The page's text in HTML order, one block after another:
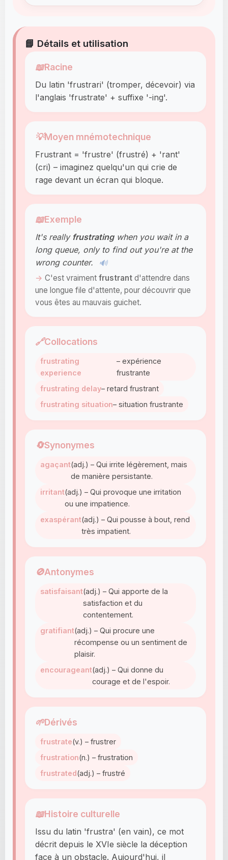
📘 Détails et utilisation
📖Racine
Du latin 'frustrari' (tromper, décevoir) via
l'anglais 'frustrate' + suffixe '-ing'.
💡Moyen mnémotechnique
Frustrant = 'frustre' (frustré) + 'rant'
(cri) – imaginez quelqu'un qui crie de
rage devant un écran qui bloque.
📖Exemple
It's really frustratingwhen you wait in a
long queue, only to find out you're at the
wrong counter.
🔊
C'est vraiment frustrant d'attendre dans
une longue file d'attente, pour découvrir que
vous êtes au mauvais guichet.
🔗Collocations
frustrating
experience
– expérience
frustrante
frustrating delay– retard frustrant
frustrating situation– situation frustrante
🔄Synonymes
agaçant(adj.) – Qui irrite légèrement, mais
de manière persistante.
irritant(adj.) – Qui provoque une irritation
ou une impatience.
exaspérant(adj.) – Qui pousse à bout, rend
très impatient.
🚫Antonymes
satisfaisant(adj.) – Qui apporte de la
satisfaction et du
contentement.
gratifiant(adj.) – Qui procure une
récompense ou un sentiment de
plaisir.
encourageant(adj.) – Qui donne du
courage et de l'espoir.
🌱Dérivés
frustrate(v.) – frustrer
frustration(n.) – frustration
frustrated(adj.) – frustré
📖Histoire culturelle
Issu du latin 'frustra' (en vain), ce mot
décrit depuis le XVIe siècle la déception
face à un obstacle. Aujourd'hui, il